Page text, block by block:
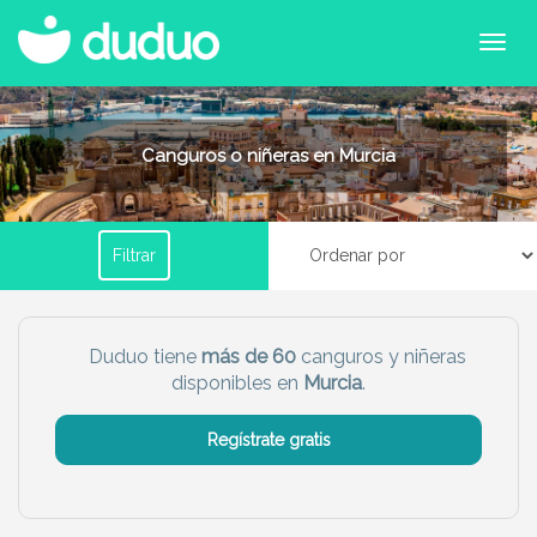
Canguros o niñeras en Murcia
Filtrar
Filtrar por horario
Tu dudú ideal
Chico Chica
Más servicio del dudú
Canguro
Duduo tiene más de 60 canguros y niñeras
disponibles en Murcia.
Regístrate gratis